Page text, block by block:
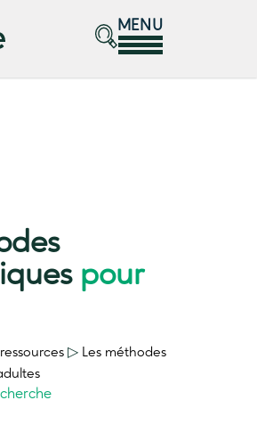
MENU
pour
▷ Les méthodes